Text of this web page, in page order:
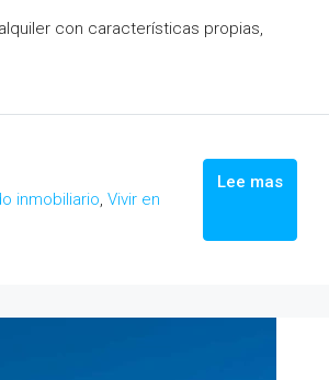
con características propias,
inmobiliario, Vivir en
Lee mas